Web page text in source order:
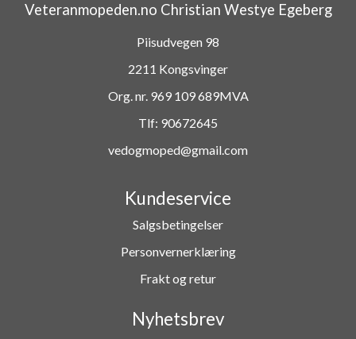
Veteranmopeden.no Christian Westye Egeberg
Piisudvegen 98
2211 Kongsvinger
Org. nr. 969 109 689MVA
Tlf: 90672645
vedogmoped@gmail.com
Kundeservice
Salgsbetingelser
Personvernerklæring
Frakt og retur
Nyhetsbrev